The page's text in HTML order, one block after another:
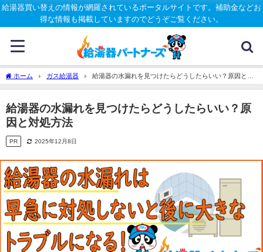
給湯器買い替えの情報が網羅されているポータルサイトです。補助金などお
得な情報も掲載していますのでどうぞご覧ください。
ホーム ガス給湯器
給湯器の水漏れを見つけたらどうしたらいい？原因と対
処方法
給湯器の水漏れを見つけたらどうしたらいい？原
因と対処方法
PR 2025年12月8日